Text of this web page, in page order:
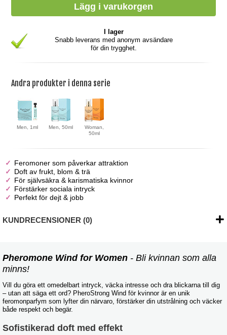
I lager
Snabb leverans med anonym avsändare
för din trygghet.
Andra produkter i denna serie
Men, 1ml Men, 50ml
Woman,
50ml
Feromoner som påverkar attraktion
Doft av frukt, blom & trä
För självsäkra & karismatiska kvinnor
Förstärker sociala intryck
Perfekt för dejt & jobb
KUNDRECENSIONER (0)
Pheromone Wind for Women - Bli kvinnan som alla
minns!
Vill du göra ett omedelbart intryck, väcka intresse och dra blickarna till dig
– utan att säga ett ord? PheroStrong Wind för kvinnor är en unik
feromonparfym som lyfter din närvaro, förstärker din utstrålning och väcker
både respekt och begär.
Sofistikerad doft med effekt